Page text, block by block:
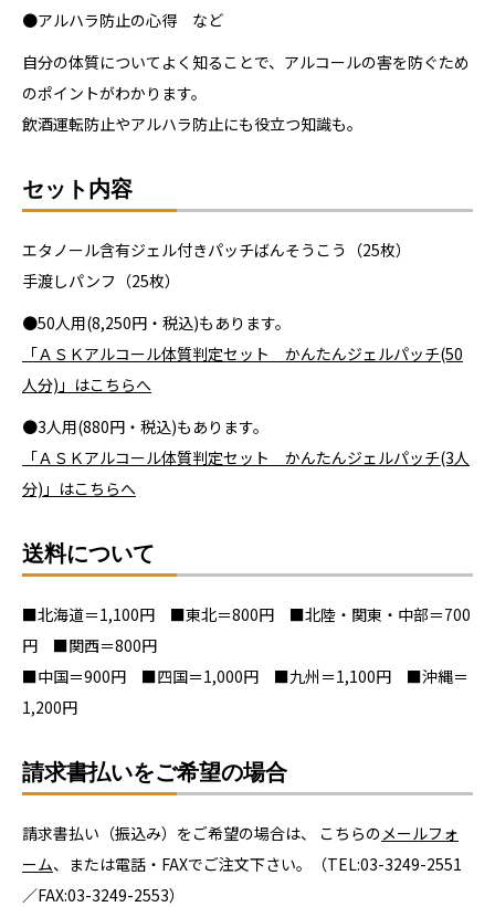
●アルハラ防止の心得 など
自分の体質についてよく知ることで、アルコールの害を防ぐため
のポイントがわかります。
飲酒運転防止やアルハラ防止にも役立つ知識も。
セット内容
エタノール含有ジェル付きパッチばんそうこう（25枚）
手渡しパンフ（25枚）
●50人用(8,250円・税込)もあります。
「ＡＳＫアルコール体質判定セット かんたんジェルパッチ(50
人分)」はこちらへ
●3人用(880円・税込)もあります。
「ＡＳＫアルコール体質判定セット かんたんジェルパッチ(3人
分)」はこちらへ
送料について
■北海道＝1,100円 ■東北＝800円 ■北陸・関東・中部＝700
円 ■関西＝800円
■中国＝900円 ■四国＝1,000円 ■九州＝1,100円 ■沖縄＝
1,200円
請求書払いをご希望の場合
請求書払い（振込み）をご希望の場合は、 こちらの メールフォ
ーム、または電話・FAXでご注文下さい。（TEL:03-3249-2551
／FAX:03-3249-2553）